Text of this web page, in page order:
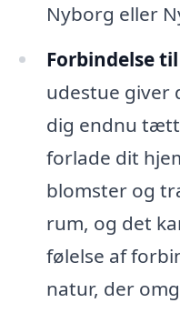
Nyborg eller
Forbindelse
udestue giver
dig endnu
forlade dit
blomster og
rum, og det
følelse af
natur, der